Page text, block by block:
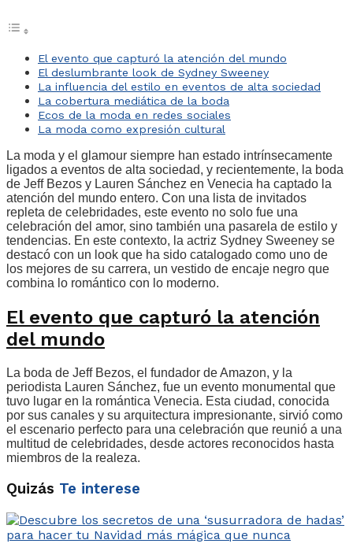
El evento que capturó la atención del mundo
El deslumbrante look de Sydney Sweeney
La influencia del estilo en eventos de alta sociedad
La cobertura mediática de la boda
Ecos de la moda en redes sociales
La moda como expresión cultural
La moda y el glamour siempre han estado intrínsecamente
ligados a eventos de alta sociedad, y recientemente, la boda
de Jeff Bezos y Lauren Sánchez en Venecia ha captado la
atención del mundo entero. Con una lista de invitados
repleta de celebridades, este evento no solo fue una
celebración del amor, sino también una pasarela de estilo y
tendencias. En este contexto, la actriz Sydney Sweeney se
destacó con un look que ha sido catalogado como uno de
los mejores de su carrera, un vestido de encaje negro que
combina lo romántico con lo moderno.
El evento que capturó la atención
del mundo
La boda de Jeff Bezos, el fundador de Amazon, y la
periodista Lauren Sánchez, fue un evento monumental que
tuvo lugar en la romántica Venecia. Esta ciudad, conocida
por sus canales y su arquitectura impresionante, sirvió como
el escenario perfecto para una celebración que reunió a una
multitud de celebridades, desde actores reconocidos hasta
miembros de la realeza.
Quizás Te interese